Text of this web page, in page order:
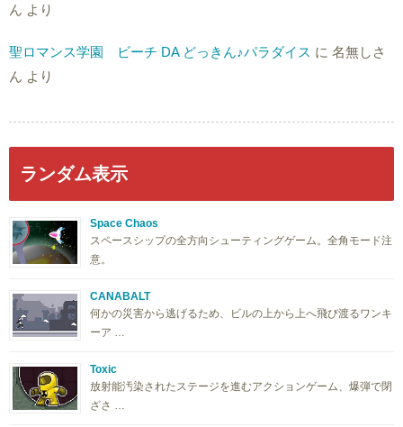
ん より
聖ロマンス学園 ビーチ DA どっきん♪パラダイス に 名無しさ
ん より
ランダム表示
Space Chaos
スペースシップの全方向シューティングゲーム。全角モード注
意。
CANABALT
何かの災害から逃げるため、ビルの上から上へ飛び渡るワンキ
ーア …
Toxic
放射能汚染されたステージを進むアクションゲーム、爆弾で閉
ざさ …